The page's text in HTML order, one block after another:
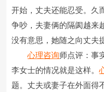
开始，丈夫还能忍受。久
争吵，夫妻俩的隔阂越来
没有意思，她随之向丈夫
心理咨询师点评：事
李女士的情况就是这样。
题。丈夫或妻子在外面得